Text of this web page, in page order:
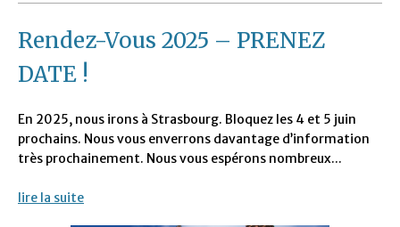
Rendez-Vous 2025 – PRENEZ
DATE !
En 2025, nous irons à Strasbourg. Bloquez les 4 et 5 juin
prochains. Nous vous enverrons davantage d’information
très prochainement. Nous vous espérons nombreux...
lire la suite